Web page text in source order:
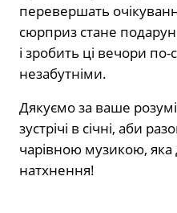
перевершать
сюрприз стане
і зробить ці вечори
незабутніми.
Дякуємо за ваше
зустрічі в січні, аби
чарівною музикою, яка
натхнення!